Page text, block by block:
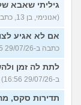
גיליתי שאבא
(אנונימי, בן 13, כתב ב-29/07/26 17:25)
אם לא אגיע
כתבה ב-29/07/26 17:05)
לתת לה זמן
ב-29/07/26 16:56)
תדירות סקס,